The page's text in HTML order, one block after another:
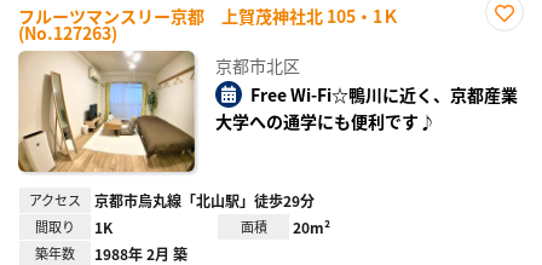
フルーツマンスリー京都 上賀茂神社北 105・1Ｋ
(No.127263)
録
京都市北区
Free Wi-Fi☆鴨川に近く、京都産業
大学への通学にも便利です♪
アクセス 京都市烏丸線「北山駅」徒歩29分
間取り 1K 面積 20m²
築年数 1988年 2月 築